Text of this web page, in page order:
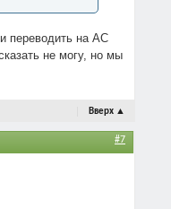
переводить на АС
не могу, но мы
Вверх ▲
#7